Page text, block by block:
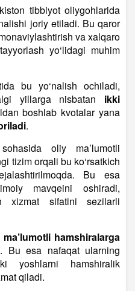
tibbiyot oliygohlarida
joriy etiladi. Bu qaror
va xalqaro
yo‘lidagi muhim
bu yo‘nalish ochiladi,
yillarga nisbatan ikki
boshlab kvotalar yana
.
oliy ma’lumotli
tizim orqali bu ko‘rsatkich
Bu esa
mavqeini oshiradi,
xizmat sifatini sezilarli
hamshiralarga
Bu esa nafaqat ularning
yoshlarni hamshiralik
qiladi.